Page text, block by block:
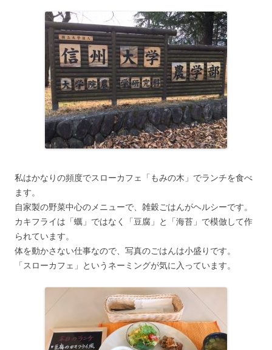
私はかなりの頻度でスローカフェ「もみの木」でランチを食べ
ます。
自家製の野菜中心のメニューで、雑穀ごはんがヘルシーです。
カキフライは「蠣」ではなく「豆腐」と「海苔」で模倣して作
られています。
体を動かさない仕事なので、写真のごはんは小盛りです。
「スローカフェ」というネーミングが気に入っています。